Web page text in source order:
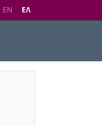
EN EΛ